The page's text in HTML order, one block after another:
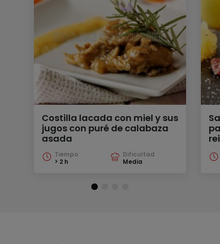
Costilla lacada con miel y sus
jugos con puré de calabaza
asada
Tiempo
> 2 h
Dificultad
Media